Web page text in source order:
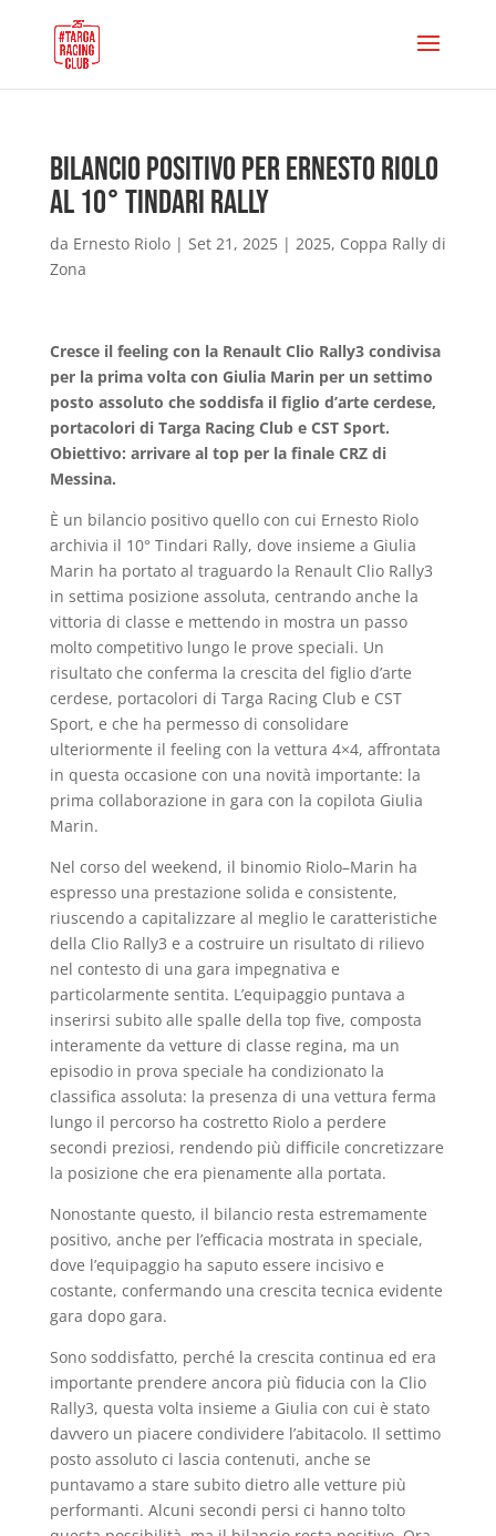
Bilancio positivo per Ernesto Riolo
al 10° Tindari Rally
da Ernesto Riolo| Set 21, 2025| 2025, Coppa Rally di
Zona
Cresce il feeling con la Renault Clio Rally3 condivisa
per la prima volta con Giulia Marin per un settimo
posto assoluto che soddisfa il figlio d’arte cerdese,
portacolori di Targa Racing Club e CST Sport.
Obiettivo: arrivare al top per la finale CRZ di
Messina.
È un bilancio positivo quello con cui Ernesto Riolo
archivia il 10° Tindari Rally, dove insieme a Giulia
Marin ha portato al traguardo la Renault Clio Rally3
in settima posizione assoluta, centrando anche la
vittoria di classe e mettendo in mostra un passo
molto competitivo lungo le prove speciali. Un
risultato che conferma la crescita del figlio d’arte
cerdese, portacolori di Targa Racing Club e CST
Sport, e che ha permesso di consolidare
ulteriormente il feeling con la vettura 4×4, affrontata
in questa occasione con una novità importante: la
prima collaborazione in gara con la copilota Giulia
Marin.
Nel corso del weekend, il binomio Riolo–Marin ha
espresso una prestazione solida e consistente,
riuscendo a capitalizzare al meglio le caratteristiche
della Clio Rally3 e a costruire un risultato di rilievo
nel contesto di una gara impegnativa e
particolarmente sentita. L’equipaggio puntava a
inserirsi subito alle spalle della top five, composta
interamente da vetture di classe regina, ma un
episodio in prova speciale ha condizionato la
classifica assoluta: la presenza di una vettura ferma
lungo il percorso ha costretto Riolo a perdere
secondi preziosi, rendendo più difficile concretizzare
la posizione che era pienamente alla portata.
Nonostante questo, il bilancio resta estremamente
positivo, anche per l’efficacia mostrata in speciale,
dove l’equipaggio ha saputo essere incisivo e
costante, confermando una crescita tecnica evidente
gara dopo gara.
Sono soddisfatto, perché la crescita continua ed era
importante prendere ancora più fiducia con la Clio
Rally3, questa volta insieme a Giulia con cui è stato
davvero un piacere condividere l’abitacolo. Il settimo
posto assoluto ci lascia contenuti, anche se
puntavamo a stare subito dietro alle vetture più
performanti. Alcuni secondi persi ci hanno tolto